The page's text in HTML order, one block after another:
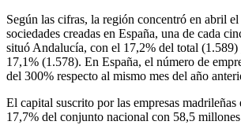
Según las cifras, la región concentró en abril
sociedades creadas en España, una de cada
situó Andalucía, con el 17,2% del total (1.589)
17,1% (1.578). En España, el número de
del 300% respecto al mismo mes del año
El capital suscrito por las empresas madrileñas
17,7% del conjunto nacional con 58,5 millones